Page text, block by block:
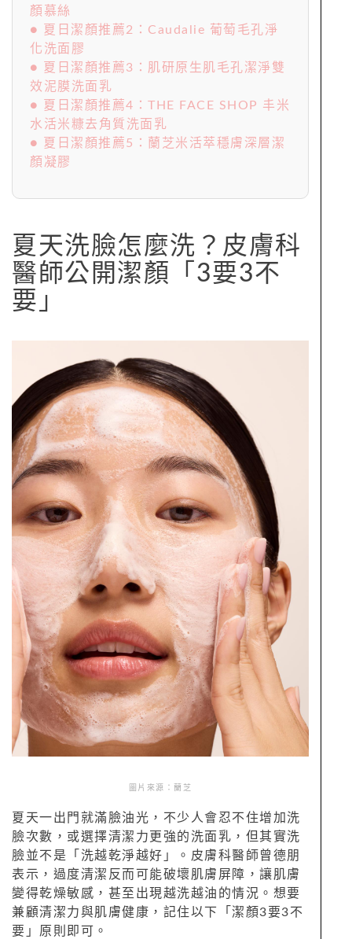
顏慕絲
● 夏日潔顏推薦2：Caudalie 葡萄毛孔淨
化洗面膠
● 夏日潔顏推薦3：肌研原生肌毛孔潔淨雙
效泥膜洗面乳
● 夏日潔顏推薦4：THE FACE SHOP 丰米
水活米糠去角質洗面乳
● 夏日潔顏推薦5：蘭芝米活萃穩膚深層潔
顏凝膠
夏天洗臉怎麼洗？皮膚科
醫師公開潔顏「3要3不
要」
圖片來源：蘭芝
夏天一出門就滿臉油光，不少人會忍不住增加洗
臉次數，或選擇清潔力更強的洗面乳，但其實洗
臉並不是「洗越乾淨越好」。皮膚科醫師曾德朋
表示，過度清潔反而可能破壞肌膚屏障，讓肌膚
變得乾燥敏感，甚至出現越洗越油的情況。想要
兼顧清潔力與肌膚健康，記住以下「潔顏3要3不
要」原則即可。